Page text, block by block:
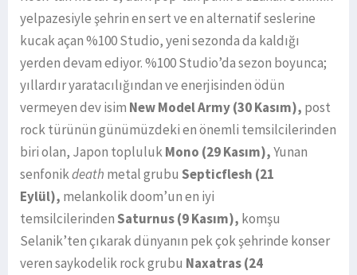
yelpazesiyle şehrin en sert ve en alternatif seslerine
kucak açan %100 Studio, yeni sezonda da kaldığı
yerden devam ediyor. %100 Studio’da sezon boyunca;
yıllardır yaratacılığından ve enerjisinden ödün
vermeyen dev isim New Model Army (30 Kasım), post
rock türünün günümüzdeki en önemli temsilcilerinden
biri olan, Japon toplulukMono (29 Kasım),Yunan
senfonikdeath metal grubu Septicflesh (21
Eylül), melankolik doom’un en iyi
temsilcilerindenSaturnus (9 Kasım), komşu
Selanik’ten çıkarak dünyanın pek çok şehrinde konser
veren saykodelik rock grubu Naxatras (24